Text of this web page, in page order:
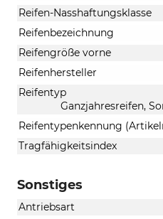
Reifen-Nasshaftungsklasse
Reifenbezeichnung
Reifengröße vorne
Reifenhersteller
Reifentyp
Ganzjahresreifen,
Reifentypenkennung
Tragfähigkeitsindex
Sonstiges
Antriebsart